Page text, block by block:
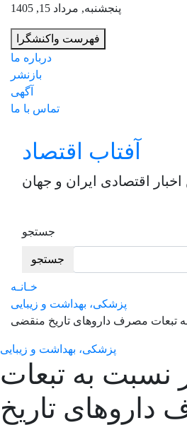
پنجشنبه, مرداد 15, 1405
فهرست واکنشگرا
درباره ما
بازنشر
آگهی
تماس با ما
آفتاب اقتصاد
اقتصادی ایران و جهان
جستجو
جستجو
خـانـه
پزشکی، بهداشت و زیبایی
مصرف داروهای تاریخ منقضی
پزشکی، بهداشت و زیبایی
نسبت به تبعات
تاریخ